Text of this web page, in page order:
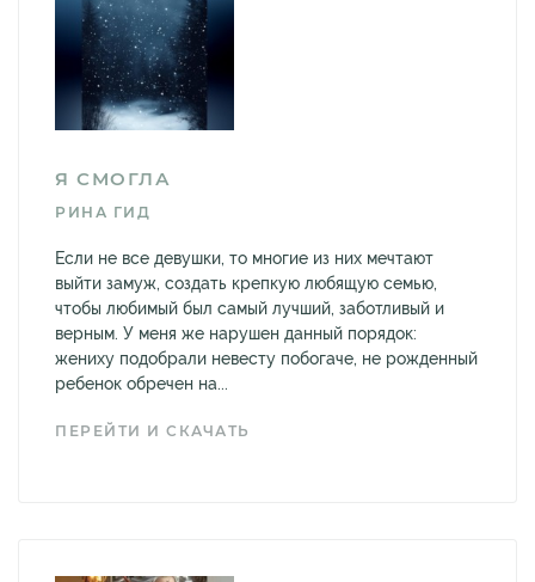
Я СМОГЛА
РИНА ГИД
Если не все девушки, то многие из них мечтают
выйти замуж, создать крепкую любящую семью,
чтобы любимый был самый лучший, заботливый и
верным. У меня же нарушен данный порядок:
жениху подобрали невесту побогаче, не рожденный
ребенок обречен на...
ПЕРЕЙТИ И СКАЧАТЬ